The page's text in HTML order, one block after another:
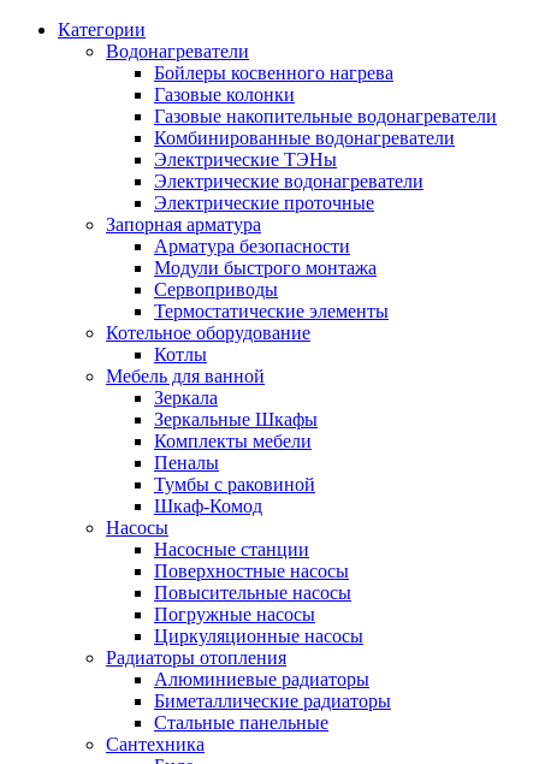
Категории
Водонагреватели
Бойлеры косвенного нагрева
Газовые колонки
Газовые накопительные водонагреватели
Комбинированные водонагреватели
Электрические ТЭНы
Электрические водонагреватели
Электрические проточные
Запорная арматура
Арматура безопасности
Модули быстрого монтажа
Сервоприводы
Термостатические элементы
Котельное оборудование
Котлы
Мебель для ванной
Зеркала
Зеркальные Шкафы
Комплекты мебели
Пеналы
Тумбы с раковиной
Шкаф-Комод
Насосы
Насосные станции
Поверхностные насосы
Повысительные насосы
Погружные насосы
Циркуляционные насосы
Радиаторы отопления
Алюминиевые радиаторы
Биметаллические радиаторы
Стальные панельные
Сантехника